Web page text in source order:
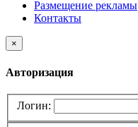
Размещение рекламы
Контакты
×
Авторизация
Логин: